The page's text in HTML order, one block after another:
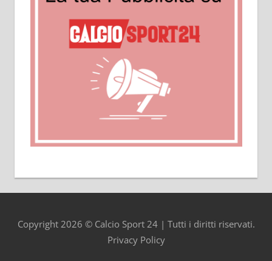
Copyright 2026 © Calcio Sport 24 | Tutti i diritti riservati.
Privacy Policy